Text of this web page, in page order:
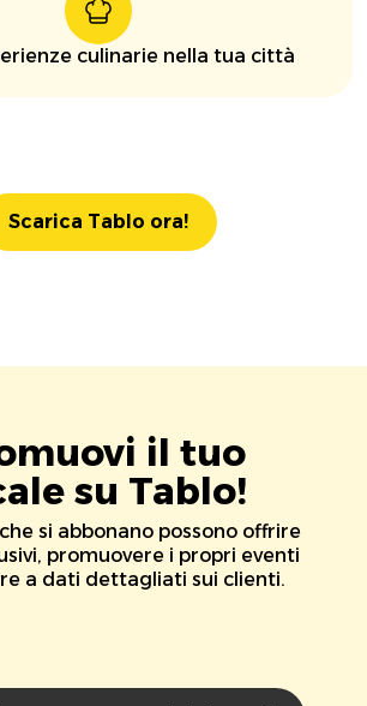
culinarie nella tua città
Scarica Tablo ora!
il tuo
su Tablo!
si abbonano possono offrire
promuovere i propri eventi
a dati dettagliati sui clienti.